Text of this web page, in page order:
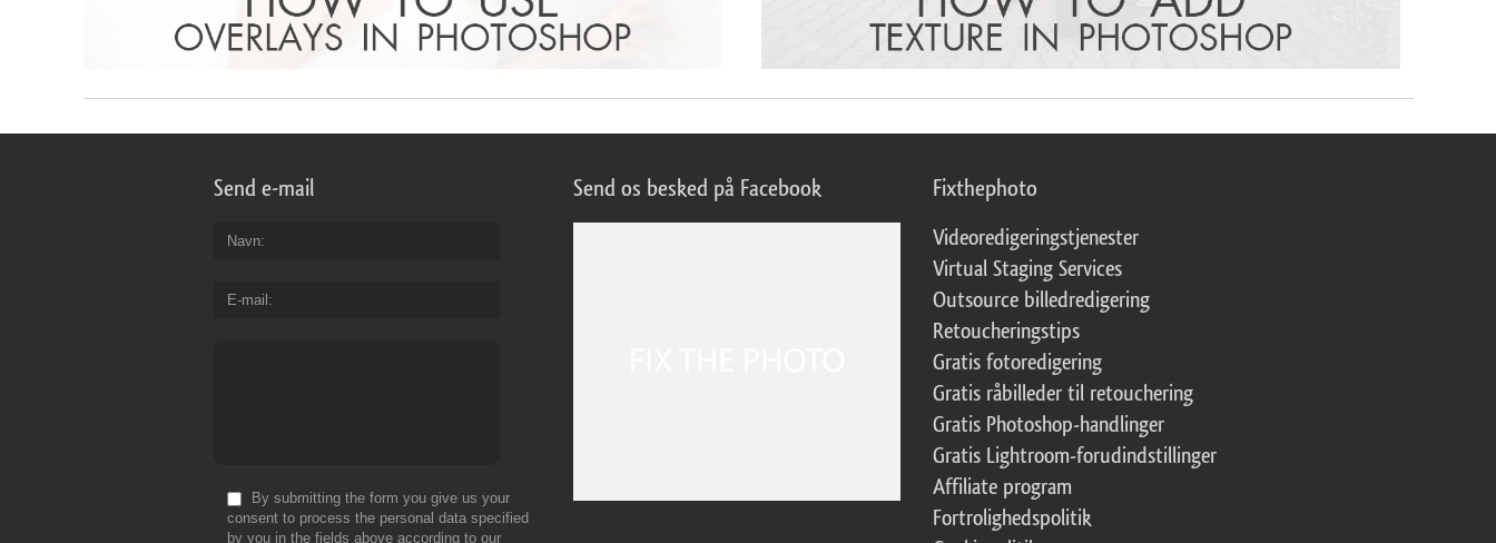
Send e-mail
Navn
E-mail
By submitting the form you give us your
consent to process the personal data specified
by you in the fields above according to our
Send os besked på Facebook Fixthephoto
Videoredigeringstjenester
Virtual Staging Services
Outsource billedredigering
Retoucheringstips
Gratis fotoredigering
Gratis råbilleder til retouchering
Gratis Photoshop-handlinger
Gratis Lightroom-forudindstillinger
Affiliate program
Fortrolighedspolitik